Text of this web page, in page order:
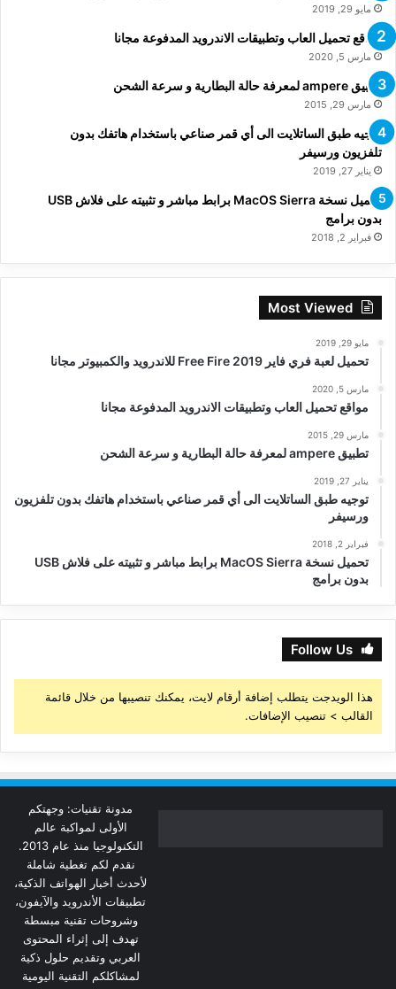
مايو 29, 2019
مواقع تحميل العاب وتطبيقات الاندرويد المدفوعة مجانا
مارس 5, 2020
تطبيق ampere لمعرفة حالة البطارية و سرعة الشحن
مارس 29, 2015
توجيه طبق الساتلايت الى أي قمر صناعي باستخدام هاتفك بدون
تلفزيون ورسيفر
يناير 27, 2019
تحميل نسخة MacOS Sierra برابط مباشر و تثبيته على فلاش USB
بدون برامج
فبراير 2, 2018
Most Viewed
مايو 29, 2019
تحميل لعبة فري فاير Free Fire 2019 للاندرويد والكمبيوتر مجانا
مارس 5, 2020
مواقع تحميل العاب وتطبيقات الاندرويد المدفوعة مجانا
مارس 29, 2015
تطبيق ampere لمعرفة حالة البطارية و سرعة الشحن
يناير 27, 2019
توجيه طبق الساتلايت الى أي قمر صناعي باستخدام هاتفك بدون تلفزيون
ورسيفر
فبراير 2, 2018
تحميل نسخة MacOS Sierra برابط مباشر و تثبيته على فلاش USB
بدون برامج
Follow Us
هذا الويدجت يتطلب إضافة أرقام لايت، يمكنك تنصيبها من خلال قائمة
القالب > تنصيب الإضافات.
مدونة تقنيات: وجهتكم
الأولى لمواكبة عالم
التكنولوجيا منذ عام 2013.
نقدم لكم تغطية شاملة
لأحدث أخبار الهواتف الذكية،
تطبيقات الأندرويد والآيفون،
وشروحات تقنية مبسطة
تهدف إلى إثراء المحتوى
العربي وتقديم حلول ذكية
لمشاكلكم التقنية اليومية